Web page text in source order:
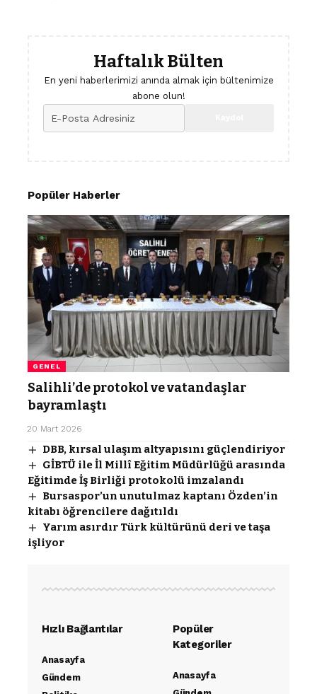
Haftalık Bülten
En yeni haberlerimizi anında almak için bültenimize
abone olun!
Popüler Haberler
GENEL
Salihli’de protokol ve vatandaşlar
bayramlaştı
20 Mart 2026
DBB, kırsal ulaşım altyapısını güçlendiriyor
GİBTÜ ile İl Millî Eğitim Müdürlüğü arasında
Eğitimde İş Birliği protokolü imzalandı
Bursaspor’un unutulmaz kaptanı Özden’in
kitabı öğrencilere dağıtıldı
Yarım asırdır Türk kültürünü deri ve taşa
işliyor
Hızlı Bağlantılar
Anasayfa
Gündem
Popüler
Kategoriler
Anasayfa